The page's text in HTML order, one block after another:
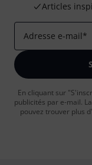
Articles
Adresse e-mail*
En cliquant sur
publicités par e-mail.
pouvez trouver plus